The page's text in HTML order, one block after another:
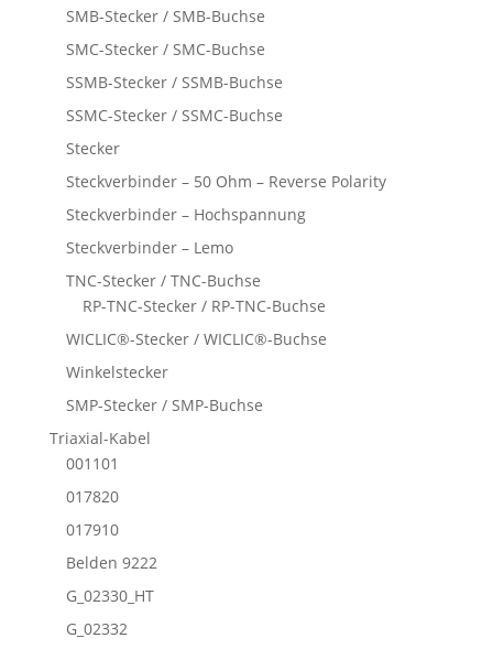
SMB-Stecker / SMB-Buchse
SMC-Stecker / SMC-Buchse
SSMB-Stecker / SSMB-Buchse
SSMC-Stecker / SSMC-Buchse
Stecker
Steckverbinder – 50 Ohm – Reverse Polarity
Steckverbinder – Hochspannung
Steckverbinder – Lemo
TNC-Stecker / TNC-Buchse
RP-TNC-Stecker / RP-TNC-Buchse
WICLIC®-Stecker / WICLIC®-Buchse
Winkelstecker
SMP-Stecker / SMP-Buchse
Triaxial-Kabel
001101
017820
017910
Belden 9222
G_02330_HT
G_02332